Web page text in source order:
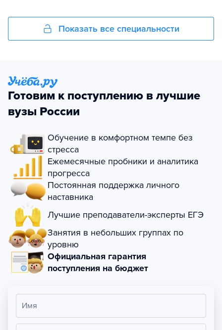
Показать все специальности
Готовим к поступлению в лучшие
вузы России
Обучение в комфортном темпе без
стресса
Ежемесячные пробники и аналитика
прогресса
Постоянная поддержка личного
наставника
Лучшие преподаватели-эксперты ЕГЭ
Занятия в небольших группах по
уровню
Официальная гарантия
поступления на бюджет
Имя